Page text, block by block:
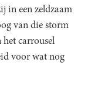
in een zeldzaam
van die storm
carrousel
voor wat nog